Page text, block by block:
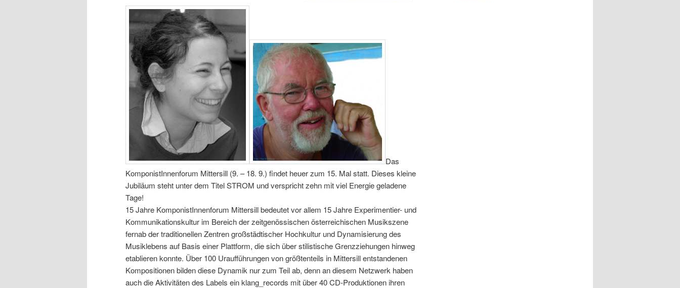
Das
KomponistInnenforum Mittersill (9. – 18. 9.) findet heuer zum 15. Mal statt. Dieses kleine
Jubiläum steht unter dem Titel STROM und verspricht zehn mit viel Energie geladene
Tage!
15 Jahre KomponistInnenforum Mittersill bedeutet vor allem 15 Jahre Experimentier- und
Kommunikationskultur im Bereich der zeitgenössischen österreichischen Musikszene
fernab der traditionellen Zentren großstädtischer Hochkultur und Dynamisierung des
Musiklebens auf Basis einer Plattform, die sich über stilistische Grenzziehungen hinweg
etablieren konnte. Über 100 Uraufführungen von größtenteils in Mittersill entstandenen
Kompositionen bilden diese Dynamik nur zum Teil ab, denn an diesem Netzwerk haben
auch die Aktivitäten des Labels ein klang_records mit über 40 CD-Produktionen ihren